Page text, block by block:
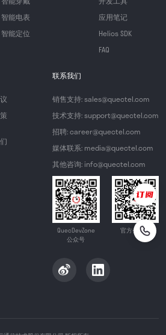
智能电表
智能定位
应用笔记
Helios SDK
FAQ
联系我们
销售支持: sales@quectel.com
技术支持: support@quectel.com
招聘: career@quectel.com
媒体联系: media@quectel.com
其他咨询: info@quectel.com
QuecDevZone
公众号
官方公众号